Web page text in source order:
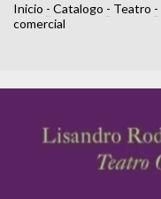
Inicio - Catalogo - Teatro -
comercial